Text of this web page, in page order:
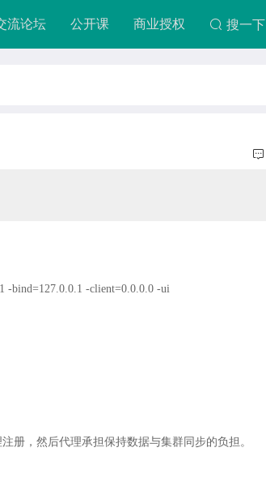
流论坛 公开课 商业授权 搜一下
-bind=127.0.0.1 -client=0.0.0.0 -ui
册，然后代理承担保持数据与集群同步的负担。